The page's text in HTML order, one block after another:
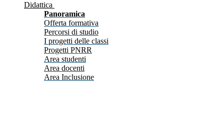
Didattica
Panoramica
Offerta formativa
Percorsi di studio
I progetti delle classi
Progetti PNRR
Area studenti
Area docenti
Area Inclusione